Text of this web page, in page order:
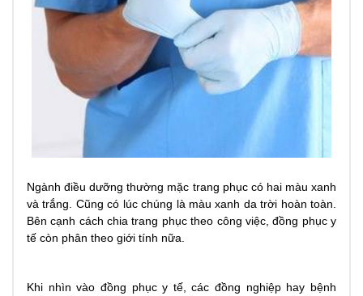
Ngành điều dưỡng thường mặc trang phục có hai màu xanh
và trắng. Cũng có lúc chúng là màu xanh da trời hoàn toàn.
Bên cạnh cách chia trang phục theo công việc, đồng phục y
tế còn phân theo giới tính nữa.
Khi nhìn vào đồng phục y tế, các đồng nghiệp hay bệnh